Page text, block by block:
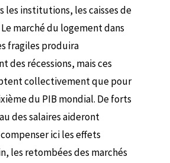
les institutions, les caisses de
marché du logement dans
fragiles produira
des récessions, mais ces
collectivement que pour
du PIB mondial. De forts
des salaires aideront
ici les effets
les retombées des marchés